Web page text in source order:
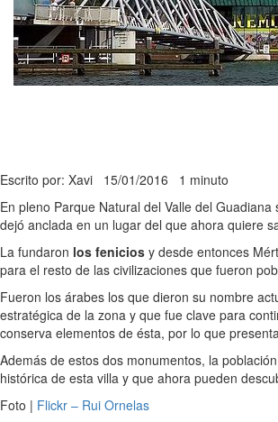
Escrito por: Xavi 15/01/2016 1 minuto
En pleno Parque Natural del Valle del Guadiana
dejó anclada en un lugar del que ahora quiere
La fundaron los fenicios y desde entonces
para el resto de las civilizaciones que fueron
Fueron los árabes los que dieron su nombre
estratégica de la zona y que fue clave para
conserva elementos de ésta, por lo que
Además de estos dos monumentos, la
histórica de esta villa y que ahora pueden
Foto | Flickr – Rui Ornelas